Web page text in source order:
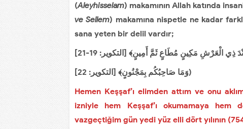
(Aleyhisselam) makamının Allah katında
ve Sellem) makamına nispetle ne kadar
sana yeten bir delil vardır;
وَمَا ‌صَاحِبُكُم بِمَجْنُونٍ﴾ [التكوير: 22])
Hemen Keşşaf’ı elimden attım ve onu
izniyle hem Keşşaf’ı okumamaya
vazgeçtiğim gün yedi yüz elli dört yılının